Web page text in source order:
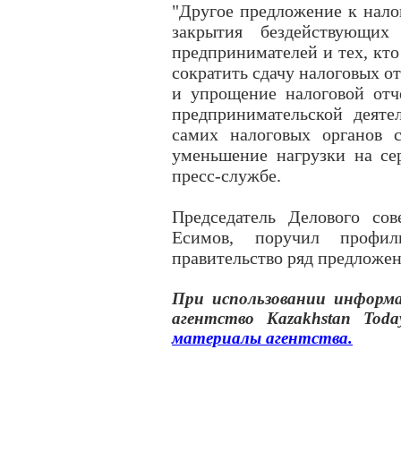
"Другое предложение к
закрытия
предпринимателей и тех,
сократить сдачу налоговых
и упрощение налоговой
предпринимательской
самих налоговых органов
уменьшение нагрузки на
пресс-службе.
Председатель Делового
Есимов, поручил
правительство ряд
При использовании
агентство Kazakhstan
материалы агентства.